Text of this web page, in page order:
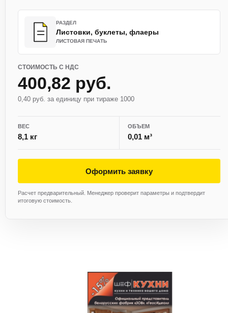
РАЗДЕЛ
Листовки, буклеты, флаеры
ЛИСТОВАЯ ПЕЧАТЬ
СТОИМОСТЬ С НДС
400,82 руб.
0,40 руб. за единицу при тираже 1000
ВЕС
8,1 кг
ОБЪЕМ
0,01 м³
Оформить заявку
Расчет предварительный. Менеджер проверит параметры и подтвердит
итоговую стоимость.